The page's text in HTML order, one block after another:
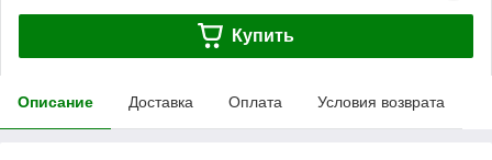
Купить
Описание Доставка Оплата Условия возврата